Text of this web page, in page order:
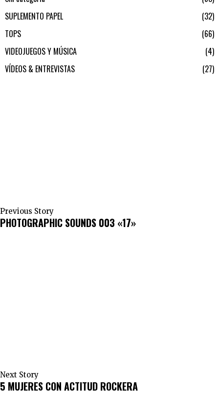
SUPLEMENTO PAPEL
32
TOPS
66
VIDEOJUEGOS Y MÚSICA
4
VÍDEOS & ENTREVISTAS
27
Previous Story
PHOTOGRAPHIC SOUNDS 003 «17»
Next Story
5 MUJERES CON ACTITUD ROCKERA